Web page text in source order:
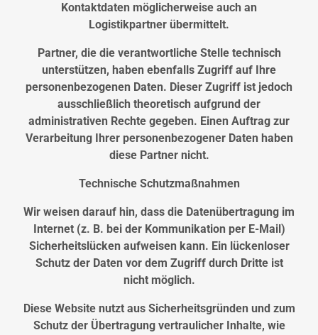
Kontaktdaten möglicherweise auch an
Logistikpartner übermittelt.
Partner, die die verantwortliche Stelle technisch
unterstützen, haben ebenfalls Zugriff auf Ihre
personenbezogenen Daten. Dieser Zugriff ist jedoch
ausschließlich theoretisch aufgrund der
administrativen Rechte gegeben. Einen Auftrag zur
Verarbeitung Ihrer personenbezogener Daten haben
diese Partner nicht.
Technische Schutzmaßnahmen
Wir weisen darauf hin, dass die Datenübertragung im
Internet (z. B. bei der Kommunikation per E-Mail)
Sicherheitslücken aufweisen kann. Ein lückenloser
Schutz der Daten vor dem Zugriff durch Dritte ist
nicht möglich.
Diese Website nutzt aus Sicherheitsgründen und zum
Schutz der Übertragung vertraulicher Inhalte, wie